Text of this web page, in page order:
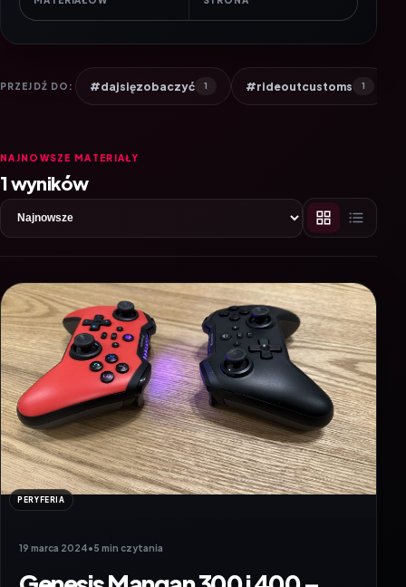
PRZEJDŹ DO: #dajsięzobaczyć 1 #rideoutcustoms 1
NAJNOWSZE MATERIAŁY
1 wyników
PERYFERIA
19 marca 2024•5 min czytania